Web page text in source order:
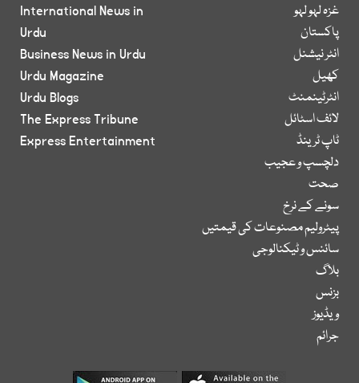
غزہ لہو لہو
پاکستان
انٹر نیشنل
کھیل
انٹرٹینمنٹ
لائف اسٹائل
ٹاپ ٹرینڈ
دلچسپ و عجیب
صحت
سونے کے نرخ
پیٹرولیم مصنوعات کی قیمتیں
سائنس و ٹیکنالوجی
بلاگ
بزنس
ویڈیوز
جرائم
International News in
Urdu
Business News in Urdu
Urdu Magazine
Urdu Blogs
The Express Tribune
Express Entertainment